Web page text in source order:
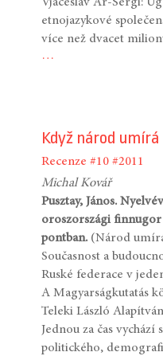
etnojazykové
více než dvacet
…
Když národ umírá
Recenze #10 #2011
Michal Kovář
Pusztay, János.
oroszországi
pontban. (Národ
Současnost a
Ruské federace v
A Magyarságkutatás
Teleki László
Jednou za čas
politického,